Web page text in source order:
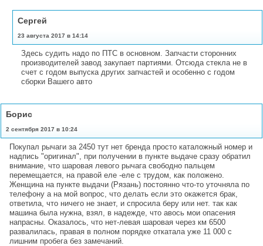
Сергей
23 августа 2017 в 14:14
Здесь судить надо по ПТС в основном. Запчасти сторонних
производителей завод закупает партиями. Отсюда стекла не в
счет с годом выпуска других запчастей и особенно с годом
сборки Вашего авто
Борис
2 сентября 2017 в 10:24
Покупал рычаги за 2450 тут нет бренда просто каталожный номер и
надпись "оригинал", при получении в пункте выдаче сразу обратил
внимание, что шаровая левого рычага свободно пальцем
перемещается, на правой еле -еле с трудом, как положено.
Женщина на пункте выдачи (Рязань) постоянно что-то уточняла по
телефону а на мой вопрос, что делать если это окажется брак,
ответила, что ничего не знает, и спросила беру или нет. так как
машина была нужна, взял, в надежде, что авось мои опасения
напрасны. Оказалось, что нет-левая шаровая через км 6500
развалилась, правая в полном порядке откатала уже 11 000 с
лишним пробега без замечаний.